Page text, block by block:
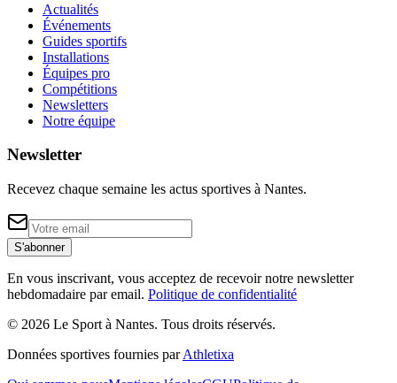
Actualités
Événements
Guides sportifs
Installations
Équipes pro
Compétitions
Newsletters
Notre équipe
Newsletter
Recevez chaque semaine les actus sportives à Nantes.
S'abonner
En vous inscrivant, vous acceptez de recevoir notre newsletter
hebdomadaire par email. Politique de confidentialité
© 2026 Le Sport à Nantes. Tous droits réservés.
Données sportives fournies par Athletixa